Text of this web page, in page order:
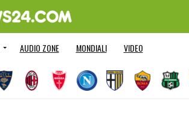
AUDIO ZONE MONDIALI VIDEO